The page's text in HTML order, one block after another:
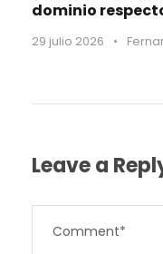
dominio
29 julio 2026 •
Leave a